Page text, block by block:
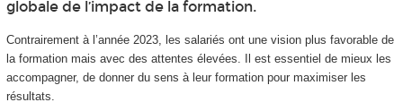
globale de l’impact de la formation.
Contrairement à l’année 2023, les salariés ont une vision plus favorable de
la formation mais avec des attentes élevées. Il est essentiel de mieux les
accompagner, de donner du sens à leur formation pour maximiser les
résultats.